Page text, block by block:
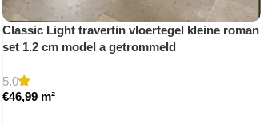
Classic Light travertin vloertegel kleine roman
set 1.2 cm model a getrommeld
5.0
€46,99 m²